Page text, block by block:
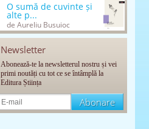
O sumă de cuvinte și
alte p...
de Aureliu Busuioc
Newsletter
Abonează-te la newsletterul nostru și vei
primi noutăți cu tot ce se întâmplă la
Editura Știința